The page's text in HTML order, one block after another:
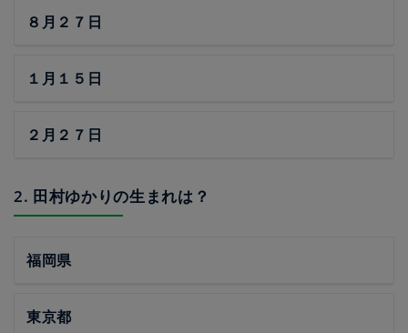
８月２７日
１月１５日
２月２７日
2. 田村ゆかりの生まれは？
福岡県
東京都